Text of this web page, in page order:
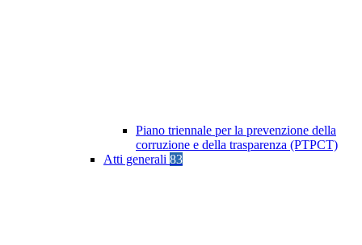
Piano triennale per la prevenzione della
corruzione e della trasparenza (PTPCT)
Atti generali 83